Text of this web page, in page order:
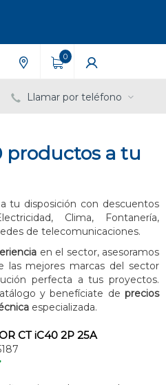
0
Llamar por teléfono
productos a tu
tu disposición con descuentos
Clima, Fontanería,
de telecomunicaciones.
en el sector, asesoramos
las mejores marcas del sector
perfecta a tus proyectos.
y benefíciate de precios
especializada.
CT iC40 2P 25A